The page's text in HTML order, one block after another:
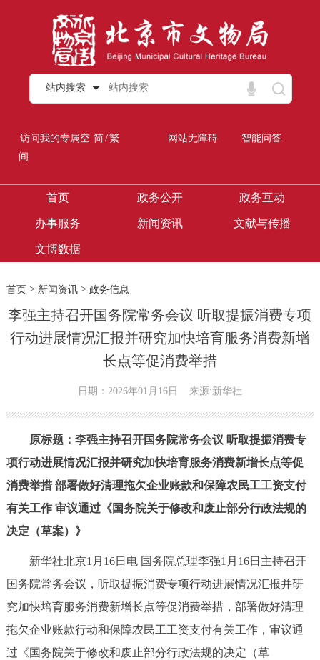
站内搜索
访问我的专属空
间
简/繁 网站无障碍 智能问答
首页 政务公开 政务互动
办事服务 新闻资讯 文献与传播
文博数据
首页> 新闻资讯> 政务信息
李强主持召开国务院常务会议 听取提振消费专项
行动进展情况汇报并研究加快培育服务消费新增
长点等促消费举措
日期：2026年01月16日 来源:新华社
原标题：李强主持召开国务院常务会议 听取提振消费专
项行动进展情况汇报并研究加快培育服务消费新增长点等促
消费举措 部署做好清理拖欠企业账款和保障农民工工资支付
有关工作 审议通过《国务院关于修改和废止部分行政法规的
决定（草案）》
新华社北京1月16日电 国务院总理李强1月16日主持召开
国务院常务会议，听取提振消费专项行动进展情况汇报并研
究加快培育服务消费新增长点等促消费举措，部署做好清理
拖欠企业账款行动和保障农民工工资支付有关工作，审议通
过《国务院关于修改和废止部分行政法规的决定（草